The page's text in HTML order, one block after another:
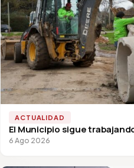
ACTUALIDAD
El Municipio sigue
6 Ago 2026